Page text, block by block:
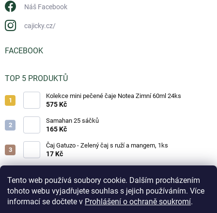
Tento web používá soubory cookie. Dalším procházením
tohoto webu vyjadřujete souhlas s jejich používáním. Více
informací se dočtete v Prohlášení o ochraně soukromí.
Náš Facebook
cajicky.cz/
FACEBOOK
TOP 5 PRODUKTŮ
Kolekce mini pečené čaje Notea Zimní 60ml 24ks
575 Kč
Samahan 25 sáčků
165 Kč
Čaj Gatuzo - Zelený čaj s ruží a mangem, 1ks
17 Kč
17 Kč
Horká čokoláda - Classic 25g
19 Kč